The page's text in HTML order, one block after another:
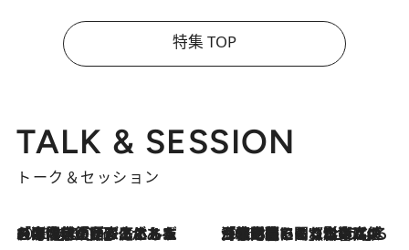
特集 TOP
TALK & SESSION
トーク＆セッション
2026.8.3
「今後値上げがあるとすれば…」「リスクがあるのは今年の冬」エネルギー専門家が語る、ホルムズ海峡封鎖が家庭にもたらす“ある心配” 2026.8.3
「住宅建てられない…」「サーチャージ料の高値が続いている」ホルムズ海峡封鎖による影響はいつまで続く？《エネルギー専門家に聞く“どうなる日本の暮らし”》